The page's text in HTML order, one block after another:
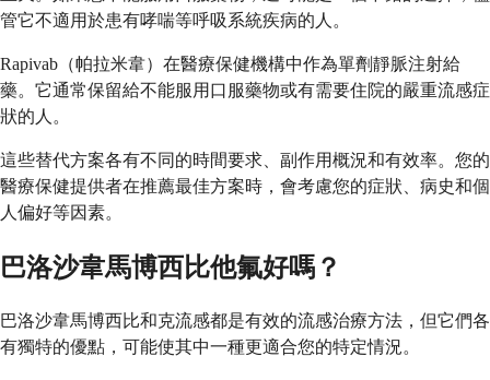
管它不適用於患有哮喘等呼吸系統疾病的人。
Rapivab（帕拉米韋）在醫療保健機構中作為單劑靜脈注射給
藥。它通常保留給不能服用口服藥物或有需要住院的嚴重流感症
狀的人。
這些替代方案各有不同的時間要求、副作用概況和有效率。您的
醫療保健提供者在推薦最佳方案時，會考慮您的症狀、病史和個
人偏好等因素。
巴洛沙韋馬博西比他氟好嗎？
巴洛沙韋馬博西比和克流感都是有效的流感治療方法，但它們各
有獨特的優點，可能使其中一種更適合您的特定情況。